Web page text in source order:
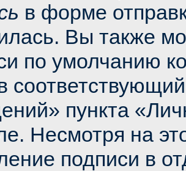
в форме
Вы также
по умолчанию
пункта
Несмотря на
подписи в